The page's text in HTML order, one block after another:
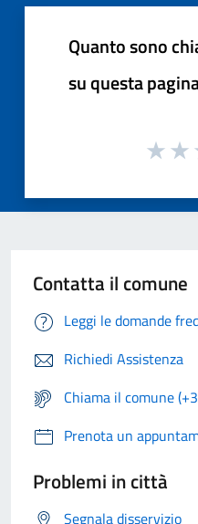
Quanto sono
su questa
Contatta il comune
Leggi le domande
Richiedi Assistenza
Chiama il comune
Prenota un
Problemi in città
Segnala disservizio